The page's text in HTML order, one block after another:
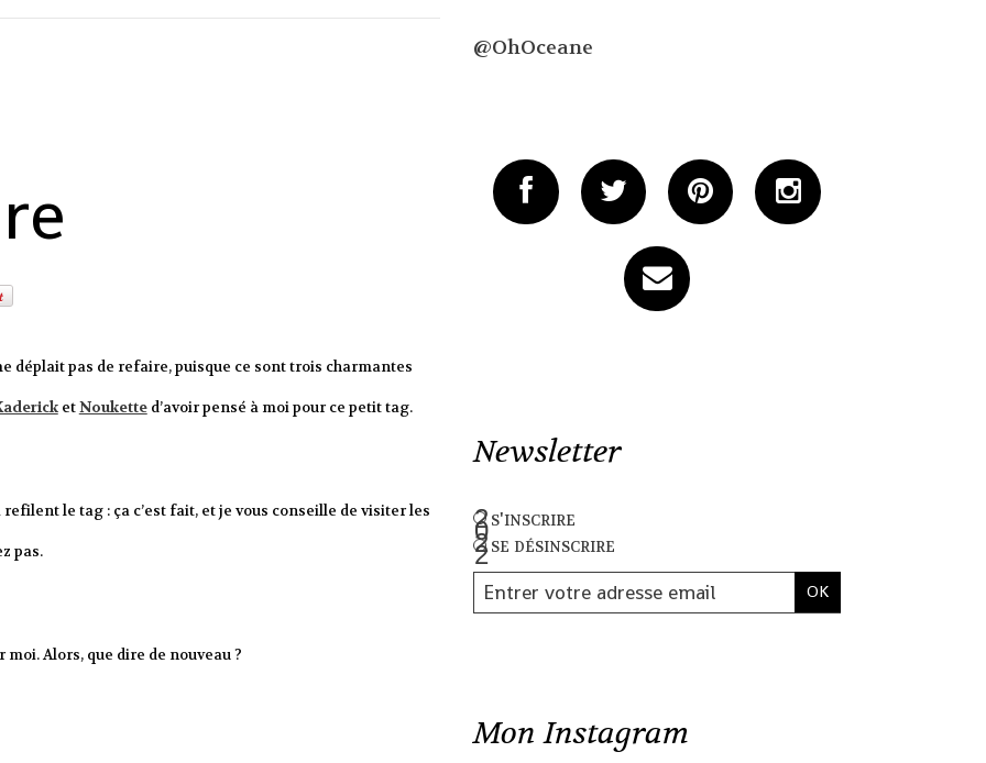
déplait pas de refaire, puisque ce sont trois charmantes
etNouketted’avoir pensé à moi pour ce petit tag.
le tag : ça c’est fait, et je vous conseille de visiter les
pas.
moi. Alors, que dire de nouveau ?
@OhOceane
Newsletter
s'inscrire
se désinscrire
Mon Instagram